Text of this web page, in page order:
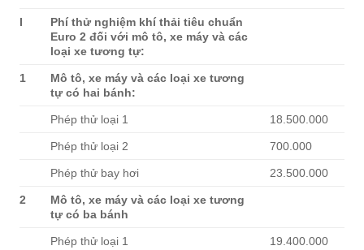
I
Phí thử nghiệm khí thải tiêu chuẩn
Euro 2 đối với mô tô, xe máy và các
loại xe tương tự:
1
Mô tô, xe máy và các loại xe tương
tự có hai bánh:
Phép thử loại 1 18.500.000
Phép thử loại 2 700.000
Phép thử bay hơi 23.500.000
2
Mô tô, xe máy và các loại xe tương
tự có ba bánh
Phép thử loại 1 19.400.000